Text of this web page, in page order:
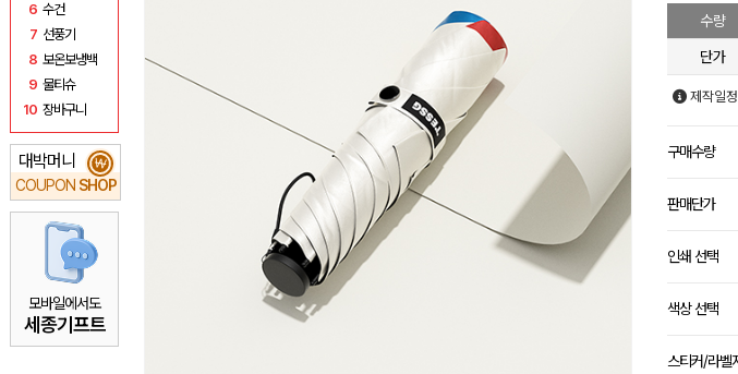
6 수건
7 선풍기
8 보온보냉백
9 물티슈
10 장바구니
대박머니
COUPON SHOP
₩
모바일에서도
세종기프트
수량
단가
제작일
구매수량
판매단가
인쇄 선택
색상 선택
스티커/라벨